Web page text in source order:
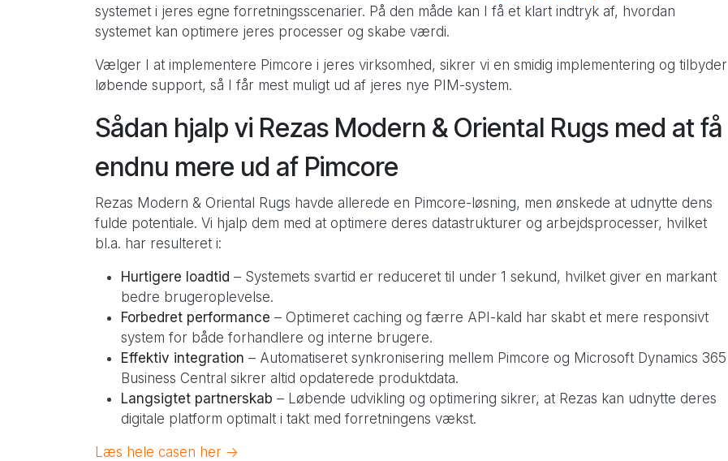
systemet i jeres egne forretningsscenarier. På den måde kan I få et klart indtryk af, hvordan
systemet kan optimere jeres processer og skabe værdi.
Vælger I at implementere Pimcore i jeres virksomhed, sikrer vi en smidig implementering og tilbyder
løbende support, så I får mest muligt ud af jeres nye PIM-system.
Sådan hjalp vi Rezas Modern & Oriental Rugs med at få
endnu mere ud af Pimcore
Rezas Modern & Oriental Rugs havde allerede en Pimcore-løsning, men ønskede at udnytte dens
fulde potentiale. Vi hjalp dem med at optimere deres datastrukturer og arbejdsprocesser, hvilket
bl.a. har resulteret i:
Hurtigere loadtid – Systemets svartid er reduceret til under 1 sekund, hvilket giver en markant
bedre brugeroplevelse.
Forbedret performance – Optimeret caching og færre API-kald har skabt et mere responsivt
system for både forhandlere og interne brugere.
Effektiv integration – Automatiseret synkronisering mellem Pimcore og Microsoft Dynamics 365
Business Central sikrer altid opdaterede produktdata.
Langsigtet partnerskab – Løbende udvikling og optimering sikrer, at Rezas kan udnytte deres
digitale platform optimalt i takt med forretningens vækst.
Læs hele casen her ->